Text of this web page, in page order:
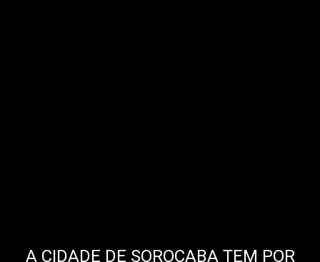
A CIDADE DE SOROCABA TEM POR